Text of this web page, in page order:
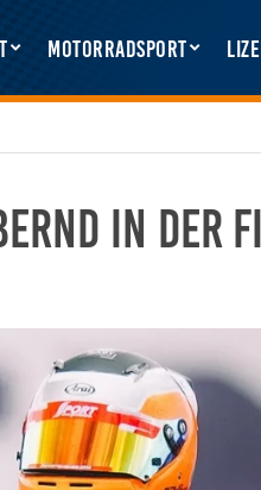
Motorradsport
in der